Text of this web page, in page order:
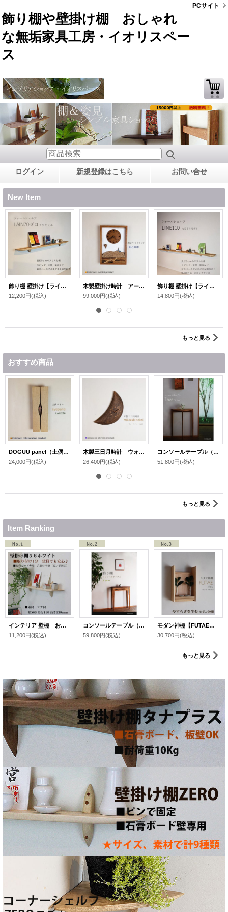
飾り棚や壁掛け棚 おしゃれ
な無垢家具工房・イオリスペー
ス
PCサイト
ログイン 新規登録はこちら お問い合せ
New Item
飾り棚 壁掛け【ライン90ゼロクリモデル】木製のウォールシェルフ
12,200円(税込)
木製壁掛け時計 アートウォッチ ［ 街と気球 ］ /世界にひとつのインテリア雑貨
99,000円(税込)
飾り棚 壁掛け【ライン110ゼロクリモデル】木製のウォールシェルフ
14,800円(税込)
もっと見る
おすすめ商品
DOGUU panel（土偶パネル）eyepane[アイパネ] クリ1236 /インテリアアート 祈りアイテム
24,000円(税込)
木製三日月時計 ウォールナット/こだわりインテリア雑貨
26,400円(税込)
コンソールテーブル（スリー）スリムでモダン おしゃれ 半円形 玄関に最適 奥行23ｃｍ 送料無料
51,800円(税込)
もっと見る
Item Ranking
インテリア 壁棚 おしゃれでナチュラル ピン固定 マンション最適【ゼロ56ホワイト】
11,200円(税込)
コンソールテーブル（フォー）スリムでモダン おしゃれ 玄関、リビングに 奥行24ｃｍ
59,800円(税込)
モダン神棚【FUTAE（ふたえ）ホワイトモデル】シンプル＆モダン 現代風神棚
30,700円(税込)
もっと見る